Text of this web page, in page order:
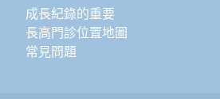
成長紀錄的重要
長高門診位置地圖
常見問題